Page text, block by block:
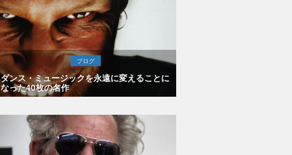
ブログ
ダンス・ミュージックを永遠に変えることに
なった40枚の名作